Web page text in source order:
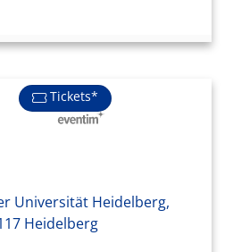
Tickets*
Universität Heidelberg,
Heidelberg